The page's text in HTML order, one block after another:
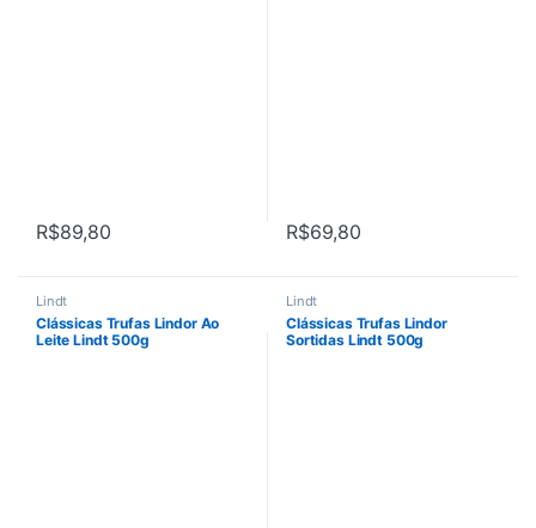
R$89,80 R$69,80
Lindt
Clássicas Trufas Lindor Ao
Leite Lindt 500g
Lindt
Clássicas Trufas Lindor
Sortidas Lindt 500g